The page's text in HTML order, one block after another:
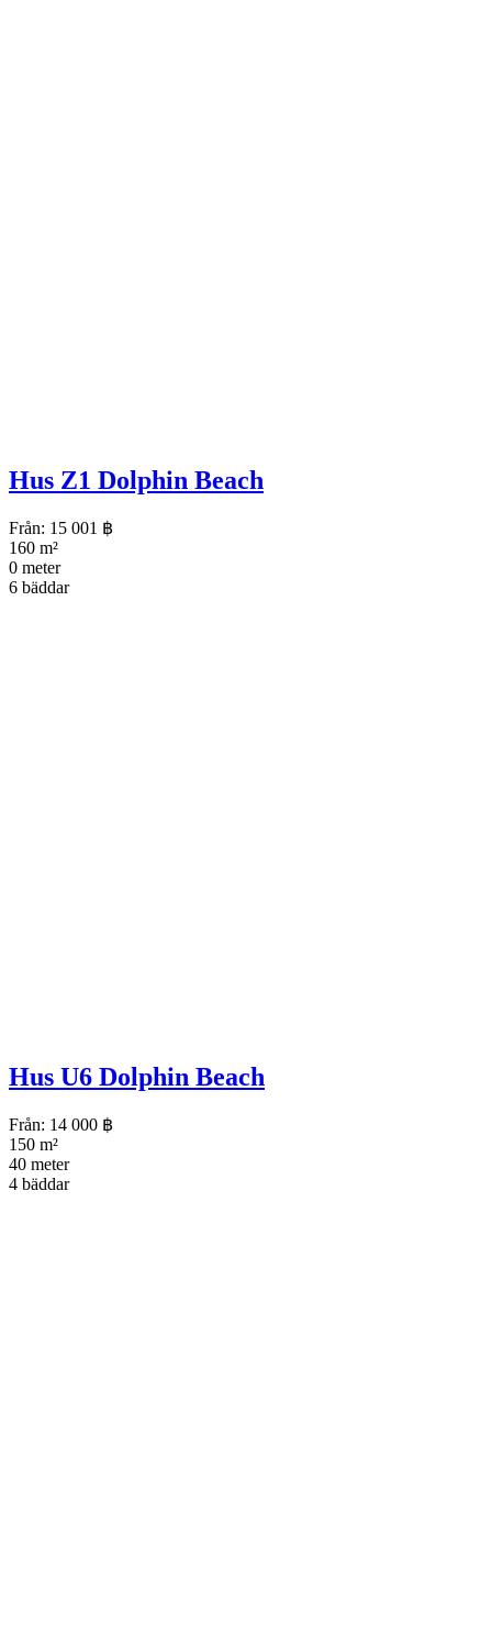
Hus Z1 Dolphin Beach
Från: 15 001 ฿
160 m²
0 meter
6 bäddar
Hus U6 Dolphin Beach
Från: 14 000 ฿
150 m²
40 meter
4 bäddar